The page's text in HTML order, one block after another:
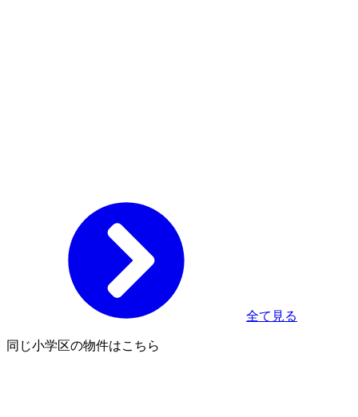
全て見る
同じ小学区の物件はこちら